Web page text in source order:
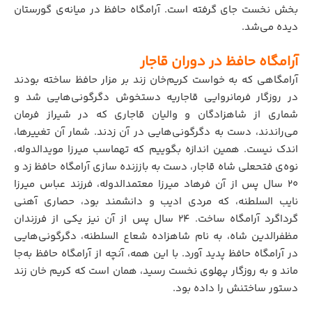
بخش نخست جای گرفته است. آرامگاه حافظ در میانه‌ی گورستان
دیده می‌شد.
آرامگاه حافظ در دوران قاجار
آرامگاهی که به خواست کریم‌خان زند بر مزار حافظ ساخته بودند
در روزگار فرمانروایی قاجاریه دستخوش دگرگونی‌هایی شد و
شماری از شاهزادگان و والیان قاجاری که در شیراز فرمان
می‌راندند، دست به دگرگونی‌هایی در آن زدند. شمار آن تغییرها،
اندک نیست. همین اندازه بگوییم که تهماسب میرزا مویدالدوله،
نوه‌ی فتحعلی شاه قاجار، دست به باززنده سازی آرامگاه حافظ زد و
۲۰ سال پس از آن فرهاد میرزا معتمدالدوله، فرزند عباس میرزا
نایب السلطنه، که مردی ادیب و دانشمند بود، حصاری آهنی
گرداگرد آرامگاه ساخت. ۲۴ سال پس از آن نیز یکی از فرزندان
مظفرالدین شاه، به نام شاهزاده شعاع السلطنه، دگرگونی‌هایی
در آرامگاه حافظ پدید آورد. با این همه، آنچه از آرامگاه حافظ به‌جا
ماند و به روزگار پهلوی نخست رسید، همان است که کریم خان زند
دستور ساختنش را داده بود.